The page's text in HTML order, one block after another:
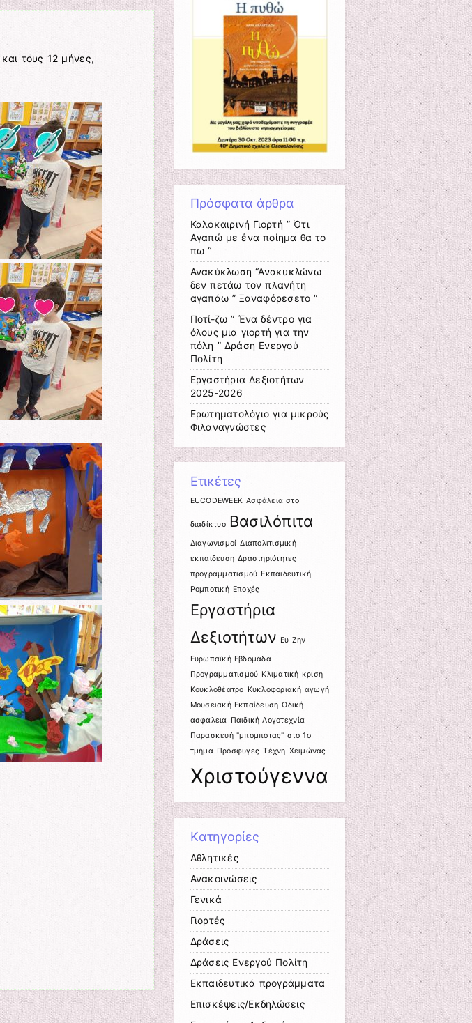
τους 12 μήνες,
Πρόσφατα άρθρα
Καλοκαιρινή Γιορτή ” Ότι
Αγαπώ με ένα ποίημα θα το
πω “
Ανακύκλωση “Ανακυκλώνω
δεν πετάω τον πλανήτη
αγαπάω ” Ξαναφόρεσετο “
Ποτί-ζω ” Ένα δέντρο για
όλους μια γιορτή για την
πόλη ” Δράση Ενεργού
Πολίτη
Εργαστήρια Δεξιοτήτων
2025-2026
Ερωτηματολόγιο για μικρούς
Φιλαναγνώστες
Ετικέτες
EUCODEWEEK Ασφάλεια στο
διαδίκτυο Βασιλόπιτα
Διαγωνισμοί Διαπολιτισμική
εκπαίδευση Δραστηριότητες
προγραμματισμού Εκπαιδευτική
Ρομποτική Εποχές
Εργαστήρια
Δεξιοτήτων Ευ Ζην
Ευρωπαϊκή Εβδομάδα
Προγραμματισμού Κλιματική κρίση
Κουκλοθέατρο Κυκλοφοριακή αγωγή
Μουσειακή Εκπαίδευση Οδική
ασφάλεια Παιδική Λογοτεχνία
Παρασκευή "μπομπότας" στο 1ο
τμήμα Πρόσφυγες Τέχνη Χειμώνας
Χριστούγεννα
Kατηγορίες
Αθλητικές
Ανακοινώσεις
Γενικά
Γιορτές
Δράσεις
Δράσεις Ενεργού Πολίτη
Εκπαιδευτικά προγράμματα
Επισκέψεις/Εκδηλώσεις